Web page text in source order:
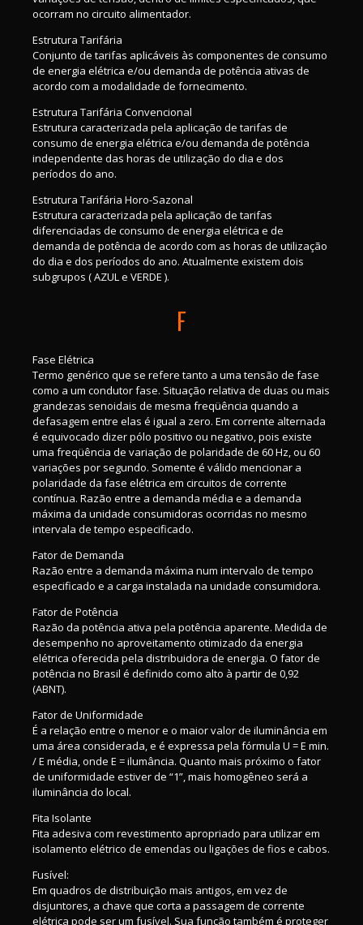
ocorram no circuito alimentador.
Estrutura Tarifária
Conjunto de tarifas aplicáveis às componentes de consumo
de energia elétrica e/ou demanda de potência ativas de
acordo com a modalidade de fornecimento.
Estrutura Tarifária Convencional
Estrutura caracterizada pela aplicação de tarifas de
consumo de energia elétrica e/ou demanda de potência
independente das horas de utilização do dia e dos
períodos do ano.
Estrutura Tarifária Horo-Sazonal
Estrutura caracterizada pela aplicação de tarifas
diferenciadas de consumo de energia elétrica e de
demanda de potência de acordo com as horas de utilização
do dia e dos períodos do ano. Atualmente existem dois
subgrupos ( AZUL e VERDE ).
F
Fase Elétrica
Termo genérico que se refere tanto a uma tensão de fase
como a um condutor fase. Situação relativa de duas ou mais
grandezas senoidais de mesma freqüência quando a
defasagem entre elas é igual a zero. Em corrente alternada
é equivocado dizer pólo positivo ou negativo, pois existe
uma freqüência de variação de polaridade de 60 Hz, ou 60
variações por segundo. Somente é válido mencionar a
polaridade da fase elétrica em circuitos de corrente
contínua. Razão entre a demanda média e a demanda
máxima da unidade consumidoras ocorridas no mesmo
intervala de tempo especificado.
Fator de Demanda
Razão entre a demanda máxima num intervalo de tempo
especificado e a carga instalada na unidade consumidora.
Fator de Potência
Razão da potência ativa pela potência aparente. Medida de
desempenho no aproveitamento otimizado da energia
elétrica oferecida pela distribuidora de energia. O fator de
potência no Brasil é definido como alto à partir de 0,92
(ABNT).
Fator de Uniformidade
É a relação entre o menor e o maior valor de iluminância em
uma área considerada, e é expressa pela fórmula U = E min.
/ E média, onde E = ilumância. Quanto mais próximo o fator
de uniformidade estiver de “1”, mais homogêneo será a
iluminância do local.
Fita Isolante
Fita adesiva com revestimento apropriado para utilizar em
isolamento elétrico de emendas ou ligações de fios e cabos.
Fusível:
Em quadros de distribuição mais antigos, em vez de
disjuntores, a chave que corta a passagem de corrente
elétrica pode ser um fusível. Sua função também é proteger